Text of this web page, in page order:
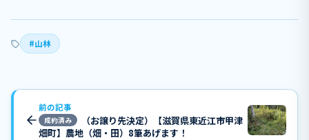
#山林
前の記事
成約済み
（お譲り先決定）【滋賀県東近江市甲津
畑町】農地（畑・田）8筆あげます！